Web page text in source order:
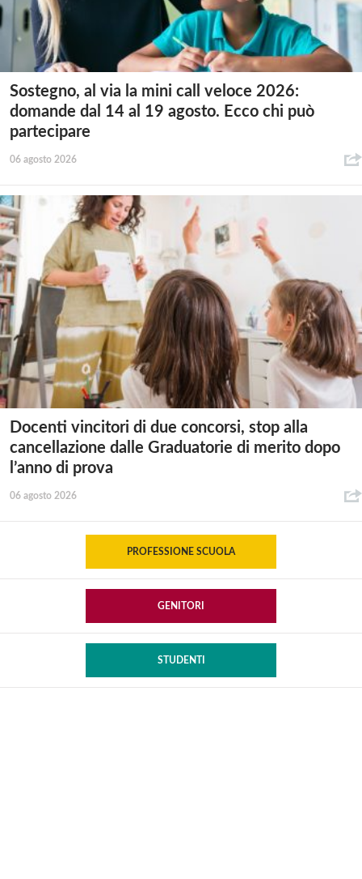
Sostegno, al via la mini call veloce 2026:
domande dal 14 al 19 agosto. Ecco chi può
partecipare
06 agosto 2026
Docenti vincitori di due concorsi, stop alla
cancellazione dalle Graduatorie di merito dopo
l’anno di prova
06 agosto 2026
PROFESSIONE SCUOLA
GENITORI
STUDENTI